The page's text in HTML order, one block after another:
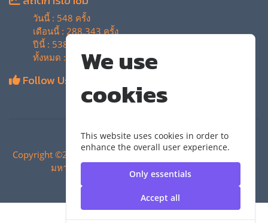
We use
cookies
This website uses cookies in order to
enhance the overall user experience.
Only essentials
Accept all
วันนี้ : 548 ครั้ง
เดือนนี้ : 288,343 ครั้ง
ปีนี้ : 538,519 ครั้ง
ทั้งหมด : 4,129,469 ครั้ง
Follow Us
Copyright ©2024 สำนักวิทยบริการและเทคโนโลยีสารสนเทศ |
มหาวิทยาลัยเทคโนโลยีราชมงคลสุวรรณภูมิ